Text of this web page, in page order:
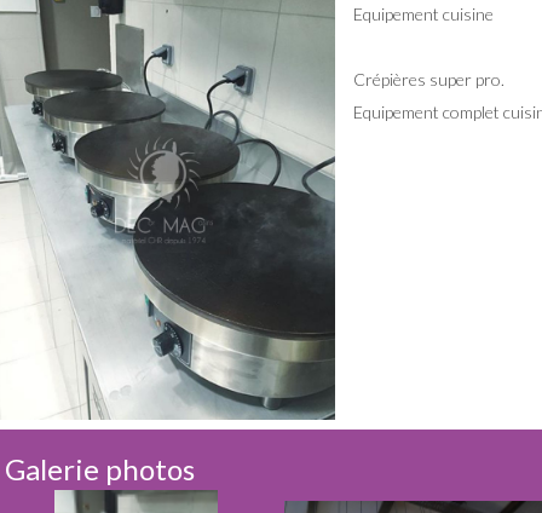
Equipement cuisine
Crépières super pro.
Equipement complet
Galerie photos